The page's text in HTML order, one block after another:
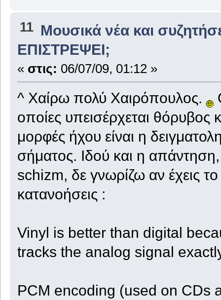
11 Μουσικά νέα και
ΕΠΙΣΤΡΕΨΕΙ;
« στις: 06/07/09, 01:12 »
^ Χαίρω πολύ Χαιρόπουλος.
οποίες υπεισέρχεται
μορφές ήχου είναι η
σήματος. Ιδού και η
schizm, δε γνωρίζω αν έχεις
κατανοήσεις :
Vinyl is better than digital
tracks the analog signal
PCM encoding (used on CDs